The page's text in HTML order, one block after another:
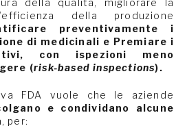
della qualità, migliorare la
della produzione
preventivamente i
di medicinali e Premiare i
con ispezioni meno
(risk-based inspections).
FDA vuole che le aziende
e condividano alcune
, per: